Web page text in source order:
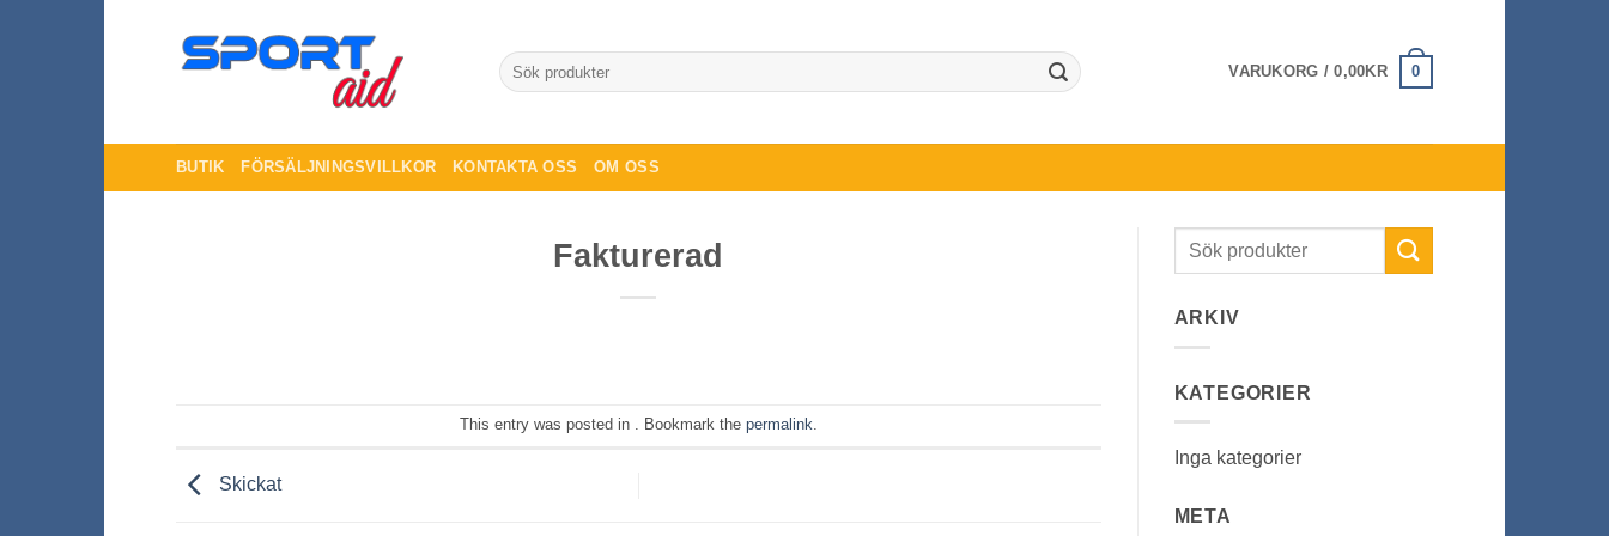
Sök
efter:
VARUKORG /0,00KR 0
BUTIK FÖRSÄLJNINGSVILLKOR KONTAKTA OSS OM OSS
Fakturerad
This entry was posted in . Bookmark the permalink
Skickat
ARKIV
KATEGORIER
Inga kategorier
META